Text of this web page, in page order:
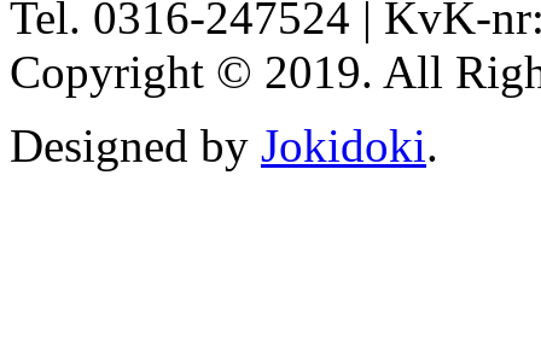
Tel. 0316-247524 | KvK-
Copyright © 2019. All
Designed by Jokidoki.